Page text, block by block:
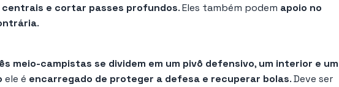
e cortar passes profundos. Eles também podem apoio no
.
meio-campistas se dividem em um pivô defensivo, um interior e um
ele é encarregado de proteger a defesa e recuperar bolas. Deve ser